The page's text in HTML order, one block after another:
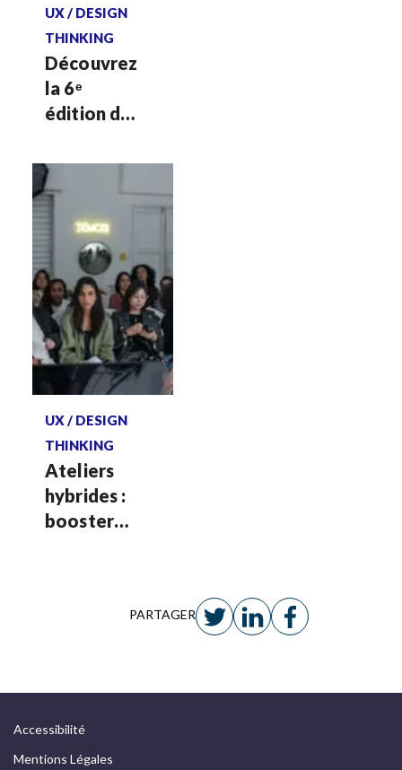
Découvrez
la 6ᵉ
édition de
Revue
design
UX / DESIGN
THINKING
Ateliers
hybrides :
booster
UX / DESIGN
THINKING
PARTAGER
Accessibilité
Mentions Légales